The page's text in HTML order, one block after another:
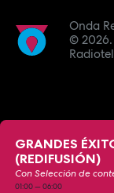
Onda
© 2026.
GRANDES
(REDIFUSIÓN)
Con Selección de
01:00—06:00